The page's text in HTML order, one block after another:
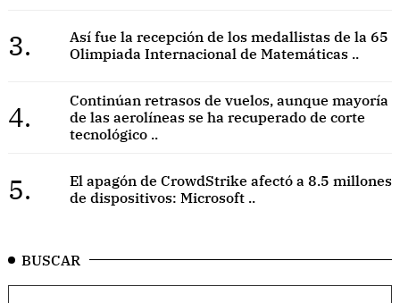
3.
Así fue la recepción de los medallistas de la 65
Olimpiada Internacional de Matemáticas ..
4.
Continúan retrasos de vuelos, aunque mayoría
de las aerolíneas se ha recuperado de corte
tecnológico ..
5.
El apagón de CrowdStrike afectó a 8.5 millones
de dispositivos: Microsoft ..
BUSCAR